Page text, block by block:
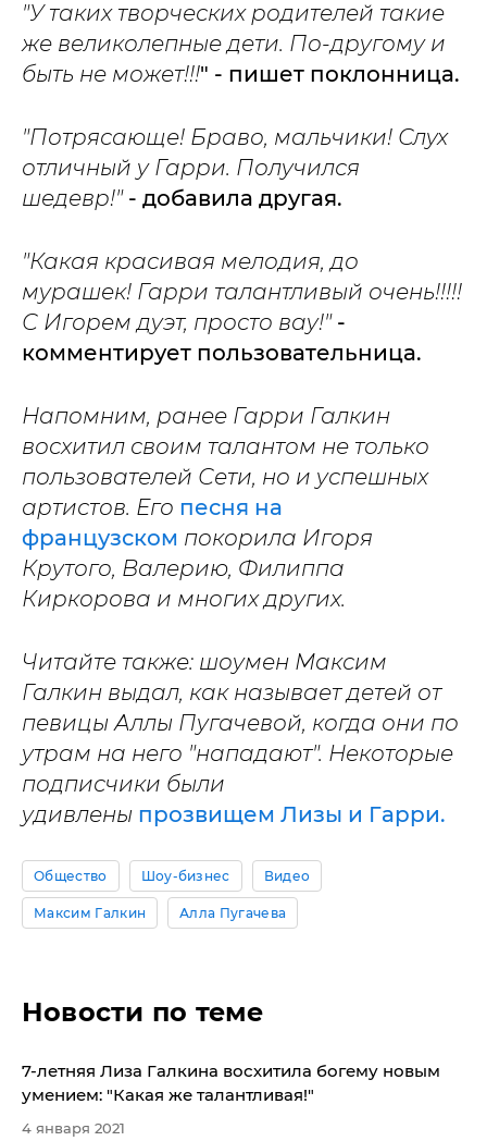
"У таких творческих родителей такие
же великолепные дети. По-другому и
быть не может!!!" - пишет поклонница.
"Потрясающе! Браво, мальчики! Слух
отличный у Гарри. Получился
шедевр!"- добавила другая.
"Какая красивая мелодия, до
мурашек! Гарри талантливый очень!!!!!
С Игорем дуэт, просто вау!"-
комментирует пользовательница.
Напомним, ранее Гарри Галкин
восхитил своим талантом не только
пользователей Сети, но и успешных
артистов. Его песня на
французском покорила Игоря
Крутого, Валерию, Филиппа
Киркорова и многих других.
Читайте также: шоумен Максим
Галкин выдал, как называет детей от
певицы Аллы Пугачевой, когда они по
утрам на него "нападают". Некоторые
подписчики были
удивлены прозвищем Лизы и Гарри.
Общество Шоу-бизнес Видео
Максим Галкин Алла Пугачева
Новости по теме
7-летняя Лиза Галкина восхитила богему новым
умением: "Какая же талантливая!"
4 января 2021